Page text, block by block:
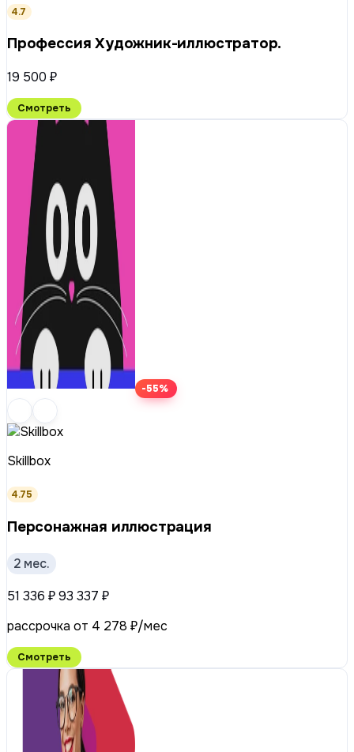
4.7
Профессия Художник-иллюстратор.
19 500 ₽
Смотреть
-55%
Skillbox
4.75
Персонажная иллюстрация
2 мес.
51 336 ₽93 337 ₽
рассрочка от 4 278 ₽/мес
Смотреть